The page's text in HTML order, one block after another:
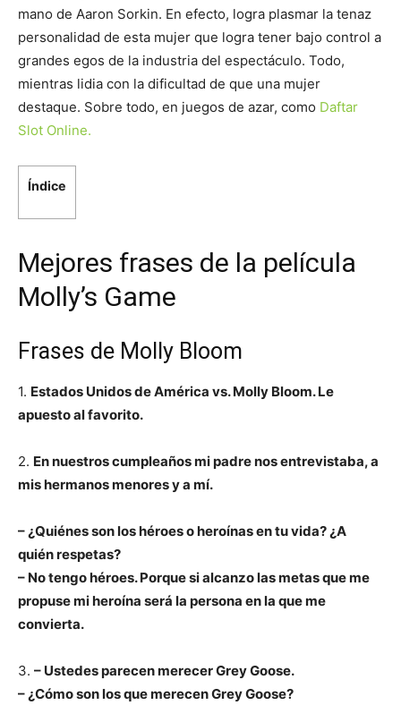
mano de Aaron Sorkin. En efecto, logra plasmar la tenaz
personalidad de esta mujer que logra tener bajo control a
grandes egos de la industria del espectáculo. Todo,
mientras lidia con la dificultad de que una mujer
destaque. Sobre todo, en juegos de azar, como Daftar
Slot Online.
Índice
Mejores frases de la película
Molly’s Game
Frases de Molly Bloom
1. Estados Unidos de América vs. Molly Bloom. Le
apuesto al favorito.
2. En nuestros cumpleaños mi padre nos entrevistaba, a
mis hermanos menores y a mí.
– ¿Quiénes son los héroes o heroínas en tu vida? ¿A
quién respetas?
– No tengo héroes. Porque si alcanzo las metas que me
propuse mi heroína será la persona en la que me
convierta.
3. – Ustedes parecen merecer Grey Goose.
– ¿Cómo son los que merecen Grey Goose?